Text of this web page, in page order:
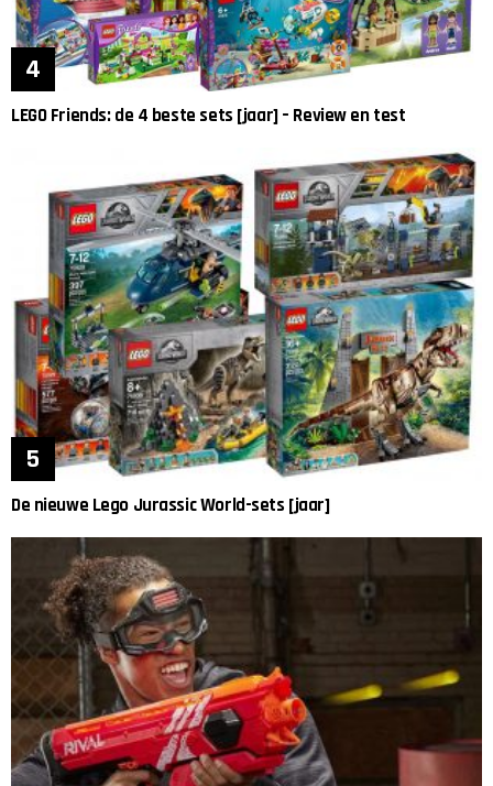
LEGO Friends: de 4 beste sets [jaar] – Review en test
De nieuwe Lego Jurassic World-sets [jaar]